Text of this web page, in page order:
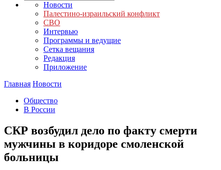
Новости
Палестино-израильский конфликт
СВО
Интервью
Программы и ведущие
Сетка вещания
Редакция
Приложение
Главная Новости
Общество
В России
СКР возбудил дело по факту смерти
мужчины в коридоре смоленской
больницы